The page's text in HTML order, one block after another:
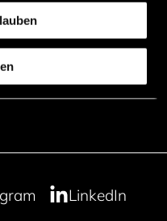
Anfragen
LinkedIn